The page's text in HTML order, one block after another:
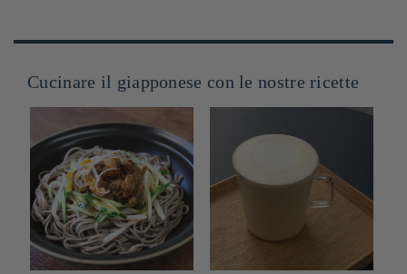
Cucinare il giapponese con le nostre ricette